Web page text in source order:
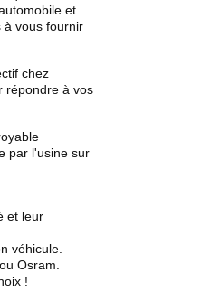
et
à vous fournir
chez
répondre à vos
par l'usine sur
et leur
véhicule.
Osram.
!